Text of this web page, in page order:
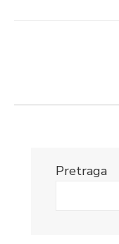
Pretraga